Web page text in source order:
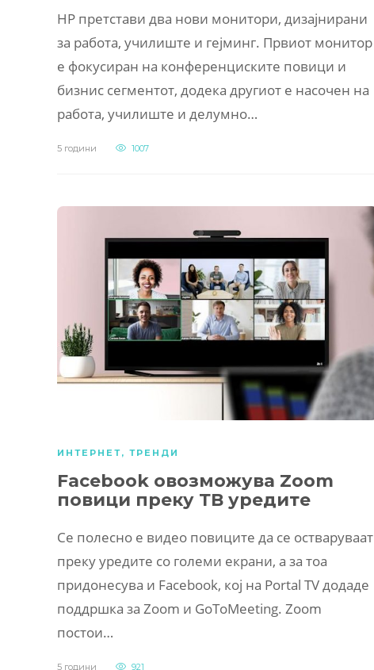
HP претстави два нови монитори, дизајнирани
за работа, училиште и гејминг. Првиот монитор
е фокусиран на конференциските повици и
бизнис сегментот, додека другиот е насочен на
работа, училиште и делумно…
5 години 1007
ИНТЕРНЕТ, ТРЕНДИ
Facebook овозможува Zoom
повици преку ТВ уредите
Се полесно е видео повиците да се остваруваат
преку уредите со големи екрани, а за тоа
придонесува и Facebook, кој на Portal TV додаде
поддршка за Zoom и GoToMeeting. Zoom
постои…
5 години 921